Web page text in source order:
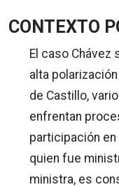
CONTEXTO
El caso Chávez
alta
de Castillo,
enfrentan
participación en
quien fue
ministra, es